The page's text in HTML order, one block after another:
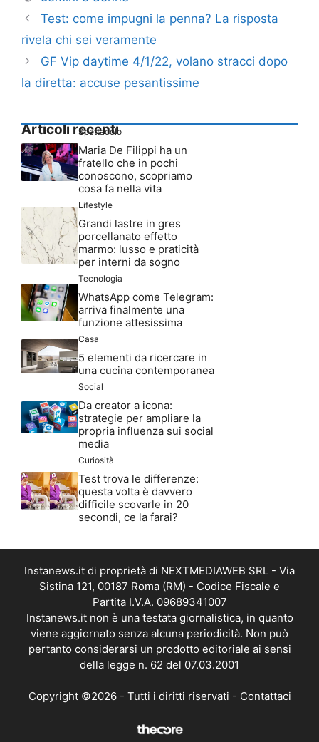
Test: come impugni la penna? La risposta
rivela chi sei veramente
GF Vip daytime 4/1/22, volano stracci dopo
la diretta: accuse pesantissime
Articoli recenti
Spettacolo
Maria De Filippi ha un
fratello che in pochi
conoscono, scopriamo
cosa fa nella vita
Lifestyle
Grandi lastre in gres
porcellanato effetto
marmo: lusso e praticità
per interni da sogno
Tecnologia
WhatsApp come Telegram:
arriva finalmente una
funzione attesissima
Casa
5 elementi da ricercare in
una cucina contemporanea
Social
Da creator a icona:
strategie per ampliare la
propria influenza sui social
media
Curiosità
Test trova le differenze:
questa volta è davvero
difficile scovarle in 20
secondi, ce la farai?
Instanews.it di proprietà di NEXTMEDIAWEB SRL - Via
Sistina 121, 00187 Roma (RM) - Codice Fiscale e
Partita I.V.A. 09689341007
Instanews.it non è una testata giornalistica, in quanto
viene aggiornato senza alcuna periodicità. Non può
pertanto considerarsi un prodotto editoriale ai sensi
della legge n. 62 del 07.03.2001
Copyright ©2026 - Tutti i diritti riservati - Contattaci